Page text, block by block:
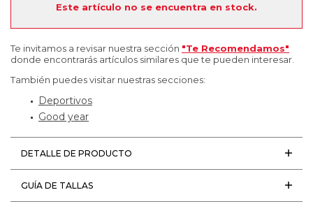
Este artículo no se encuentra en stock.
Te invitamos a revisar nuestra sección "Te Recomendamos"
donde encontrarás artículos similares que te pueden interesar.
También puedes visitar nuestras secciones:
Deportivos
Good year
DETALLE DE PRODUCTO
GUÍA DE TALLAS